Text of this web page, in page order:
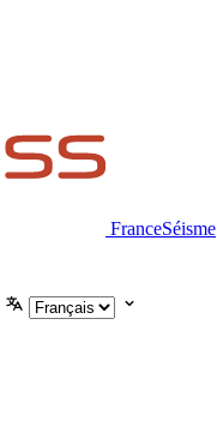
FranceSéisme